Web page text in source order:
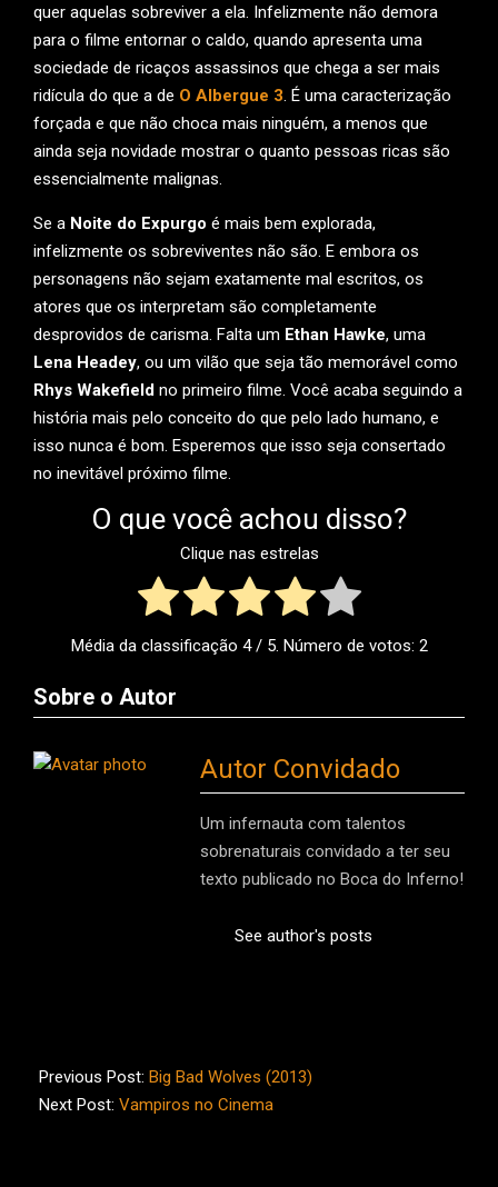
quer aquelas sobreviver a ela. Infelizmente não demora
para o filme entornar o caldo, quando apresenta uma
sociedade de ricaços assassinos que chega a ser mais
ridícula do que a de O Albergue 3. É uma caracterização
forçada e que não choca mais ninguém, a menos que
ainda seja novidade mostrar o quanto pessoas ricas são
essencialmente malignas.
Se a Noite do Expurgo é mais bem explorada,
infelizmente os sobreviventes não são. E embora os
personagens não sejam exatamente mal escritos, os
atores que os interpretam são completamente
desprovidos de carisma. Falta um Ethan Hawke, uma
Lena Headey, ou um vilão que seja tão memorável como
Rhys Wakefield no primeiro filme. Você acaba seguindo a
história mais pelo conceito do que pelo lado humano, e
isso nunca é bom. Esperemos que isso seja consertado
no inevitável próximo filme.
O que você achou disso?
Clique nas estrelas
Média da classificação 4/ 5. Número de votos: 2
Sobre o Autor
Autor Convidado
Um infernauta com talentos
sobrenaturais convidado a ter seu
texto publicado no Boca do Inferno!
See author's posts
09-
03
Previous Post: Big Bad Wolves (2013)
Next Post: Vampiros no Cinema